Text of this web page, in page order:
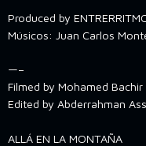
Produced by
Músicos: Juan Carlos
—–
Filmed by Mohamed
Edited by Abderrahman
ALLÁ EN LA MONTAÑA